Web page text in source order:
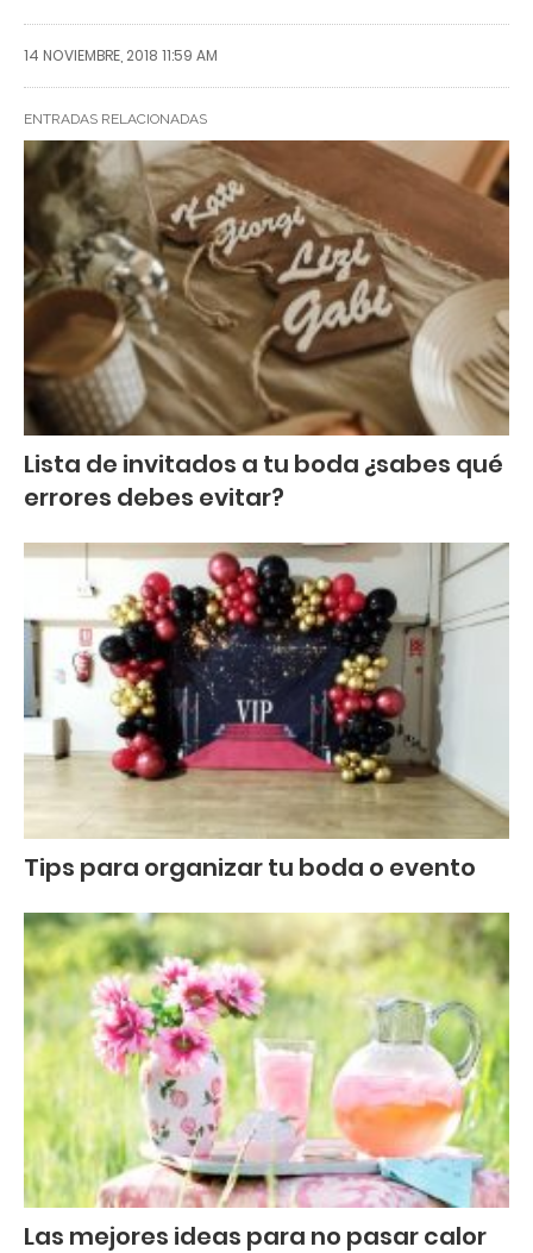
14 NOVIEMBRE, 2018 11:59 AM
ENTRADAS RELACIONADAS
Lista de invitados a tu boda ¿sabes qué
errores debes evitar?
Tips para organizar tu boda o evento
Las mejores ideas para no pasar calor